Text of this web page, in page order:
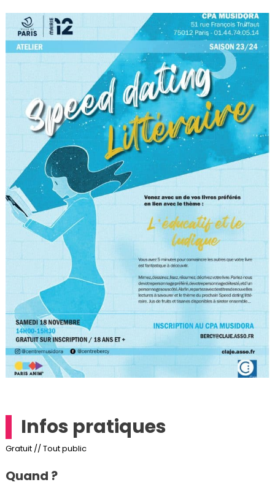
Infos pratiques
Gratuit // Tout public
Quand ?